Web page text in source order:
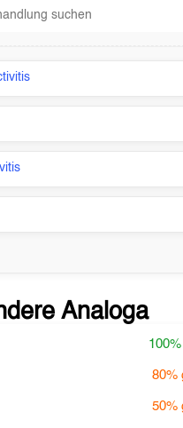
Analoga
100%
80%
50%